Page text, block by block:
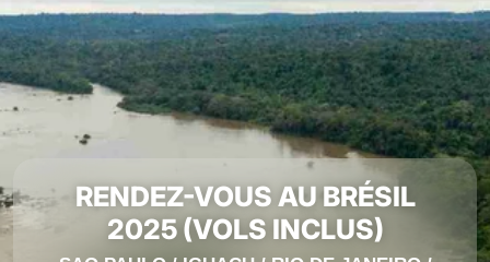
RENDEZ-VOUS AU BRÉSIL
2025 (VOLS INCLUS)